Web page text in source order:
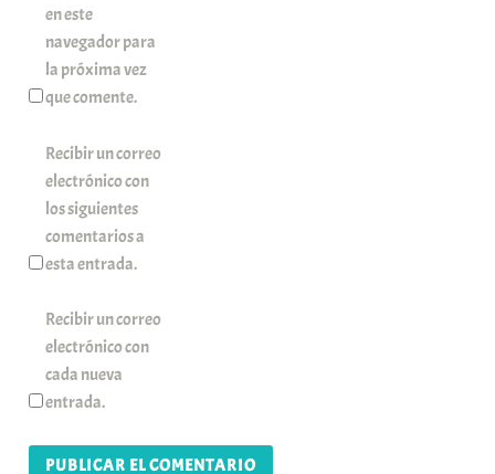
en este
navegador para
la próxima vez
que comente.
Recibir un correo
electrónico con
los siguientes
comentarios a
esta entrada.
Recibir un correo
electrónico con
cada nueva
entrada.